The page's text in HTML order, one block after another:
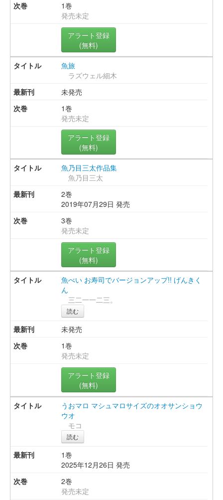
1巻
発売未定
アラート登録
(無料)
魚旅
ラズウェル細木
未発売
1巻
発売未定
アラート登録
(無料)
魚乃目三太作品集
魚乃目三太
2巻
2019年07月29日 発売
3巻
発売未定
アラート登録
(無料)
魚べい お寿司でバージョンアップ!! げんきく
ん
三二一一二三。
読む
未発売
1巻
発売未定
アラート登録
(無料)
うおマロ マシュマロサイズのオオサンショウ
ウオ
モコ
読む
1巻
2025年12月26日 発売
2巻
発売未定